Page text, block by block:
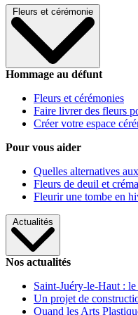
Fleurs et cérémonie
Hommage au défunt
Fleurs et cérémonies
Faire livrer des fleurs
Créer votre espace
Pour vous aider
Quelles alternatives
Fleurs de deuil et
Fleurir une tombe en
Actualités
Nos actualités
Saint-Juéry-le-Haut :
Un projet de
Quand les Arts